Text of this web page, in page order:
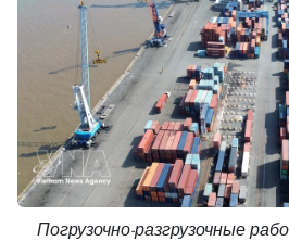
Погрузочно-разгрузочные